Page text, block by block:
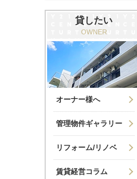
貸したい
OWNER
オーナー様へ
管理物件ギャラリー
リフォーム/リノベ
賃貸経営コラム